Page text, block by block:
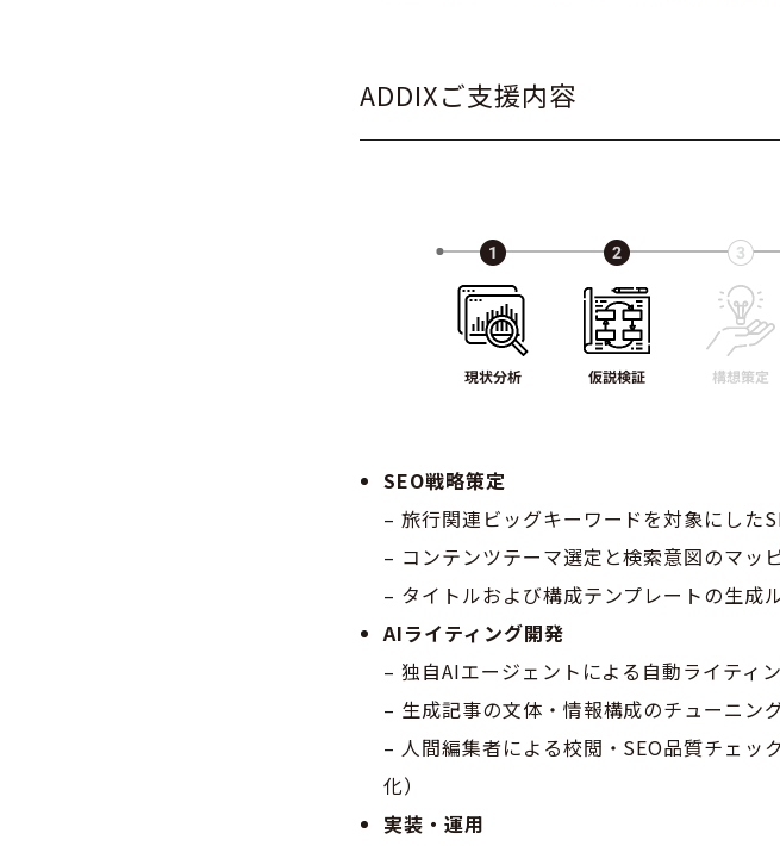
ADDIXご支援内容
SEO戦略策定
– 旅行関連ビッグキーワードを対象にした
– コンテンツテーマ選定と検索意図のマッ
– タイトルおよび構成テンプレートの生成
AIライティング開発
– 独自AIエージェントによる自動ライティ
– 生成記事の文体・情報構成のチューニン
– 人間編集者による校閲・SEO品質チェッ
化）
実装・運用